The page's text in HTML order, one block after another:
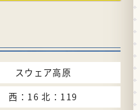
スウェア高原
西：16 北：119